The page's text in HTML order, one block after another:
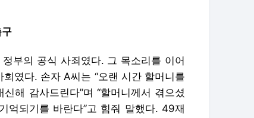
부의 공식 사죄였다. 그 목소리를 이어
였다. 손자 A씨는 “오랜 시간 할머니를
해 감사드린다”며 “할머니께서 겪으셨
억되기를 바란다”고 힘줘 말했다. 49재